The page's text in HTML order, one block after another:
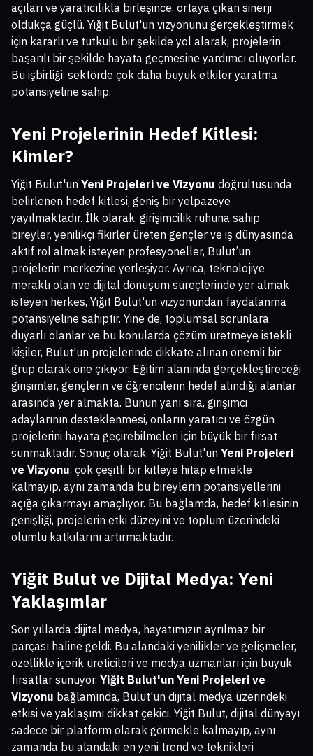
açıları ve yaratıcılıkla birleşince, ortaya çıkan sinerji
oldukça güçlü. Yiğit Bulut'un vizyonunu gerçekleştirmek
için kararlı ve tutkulu bir şekilde yol alarak, projelerin
başarılı bir şekilde hayata geçmesine yardımcı oluyorlar.
Bu işbirliği, sektörde çok daha büyük etkiler yaratma
potansiyeline sahip.
Yeni Projelerinin Hedef Kitlesi:
Kimler?
Yiğit Bulut'un Yeni Projeleri ve Vizyonu doğrultusunda
belirlenen hedef kitlesi, geniş bir yelpazeye
yayılmaktadır. İlk olarak, girişimcilik ruhuna sahip
bireyler, yenilikçi fikirler üreten gençler ve iş dünyasında
aktif rol almak isteyen profesyoneller, Bulut’un
projelerin merkezine yerleşiyor. Ayrıca, teknolojiye
meraklı olan ve dijital dönüşüm süreçlerinde yer almak
isteyen herkes, Yiğit Bulut'un vizyonundan faydalanma
potansiyeline sahiptir. Yine de, toplumsal sorunlara
duyarlı olanlar ve bu konularda çözüm üretmeye istekli
kişiler, Bulut’un projelerinde dikkate alınan önemli bir
grup olarak öne çıkıyor. Eğitim alanında gerçekleştireceği
girişimler, gençlerin ve öğrencilerin hedef alındığı alanlar
arasında yer almakta. Bunun yanı sıra, girişimci
adaylarının desteklenmesi, onların yaratıcı ve özgün
projelerini hayata geçirebilmeleri için büyük bir fırsat
sunmaktadır. Sonuç olarak, Yiğit Bulut'un Yeni Projeleri
ve Vizyonu, çok çeşitli bir kitleye hitap etmekle
kalmayıp, aynı zamanda bu bireylerin potansiyellerini
açığa çıkarmayı amaçlıyor. Bu bağlamda, hedef kitlesinin
genişliği, projelerin etki düzeyini ve toplum üzerindeki
olumlu katkılarını artırmaktadır.
Yiğit Bulut ve Dijital Medya: Yeni
Yaklaşımlar
Son yıllarda dijital medya, hayatımızın ayrılmaz bir
parçası haline geldi. Bu alandaki yenilikler ve gelişmeler,
özellikle içerik üreticileri ve medya uzmanları için büyük
fırsatlar sunuyor. Yiğit Bulut'un Yeni Projeleri ve
Vizyonu bağlamında, Bulut'un dijital medya üzerindeki
etkisi ve yaklaşımı dikkat çekici. Yiğit Bulut, dijital dünyayı
sadece bir platform olarak görmekle kalmayıp, aynı
zamanda bu alandaki en yeni trend ve teknikleri